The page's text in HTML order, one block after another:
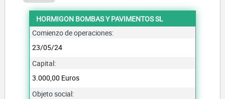
HORMIGON BOMBAS Y PAVIMENTOS SL
Comienzo de operaciones:
23/05/24
Capital:
3.000,00 Euros
Objeto social: